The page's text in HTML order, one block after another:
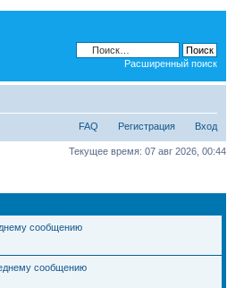
Расширенный поиск
FAQ Регистрация Вход
Текущее время: 07 авг 2026, 00:44